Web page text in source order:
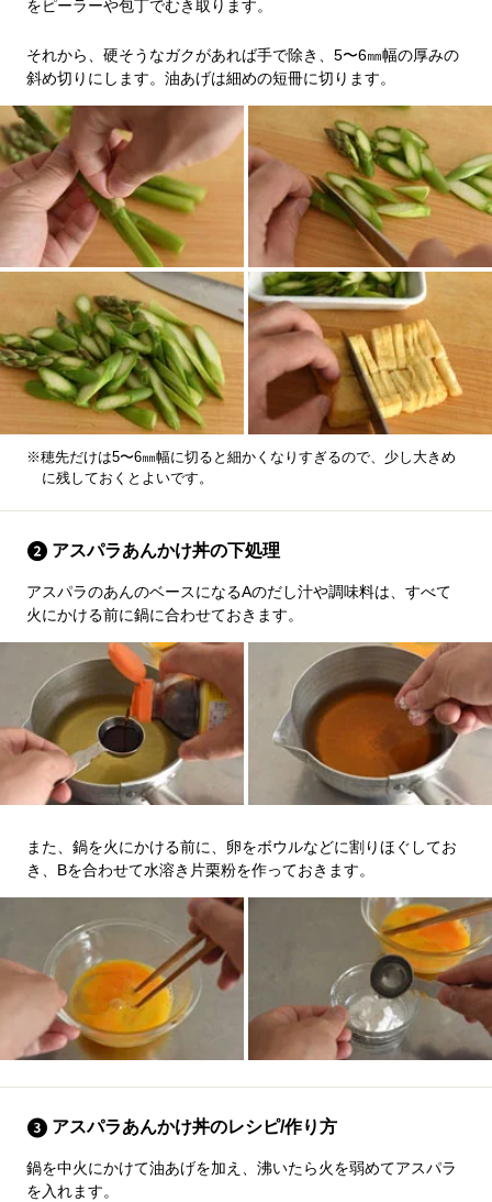
をピーラーや包丁でむき取ります。
それから、硬そうなガクがあれば手で除き、5〜6㎜幅の厚みの
斜め切りにします。油あげは細めの短冊に切ります。
※穂先だけは5〜6㎜幅に切ると細かくなりすぎるので、少し大きめ
に残しておくとよいです。
アスパラあんかけ丼の下処理
アスパラのあんのベースになるAのだし汁や調味料は、すべて
火にかける前に鍋に合わせておきます。
また、鍋を火にかける前に、卵をボウルなどに割りほぐしてお
き、Bを合わせて水溶き片栗粉を作っておきます。
アスパラあんかけ丼のレシピ/作り方
鍋を中火にかけて油あげを加え、沸いたら火を弱めてアスパラ
を入れます。